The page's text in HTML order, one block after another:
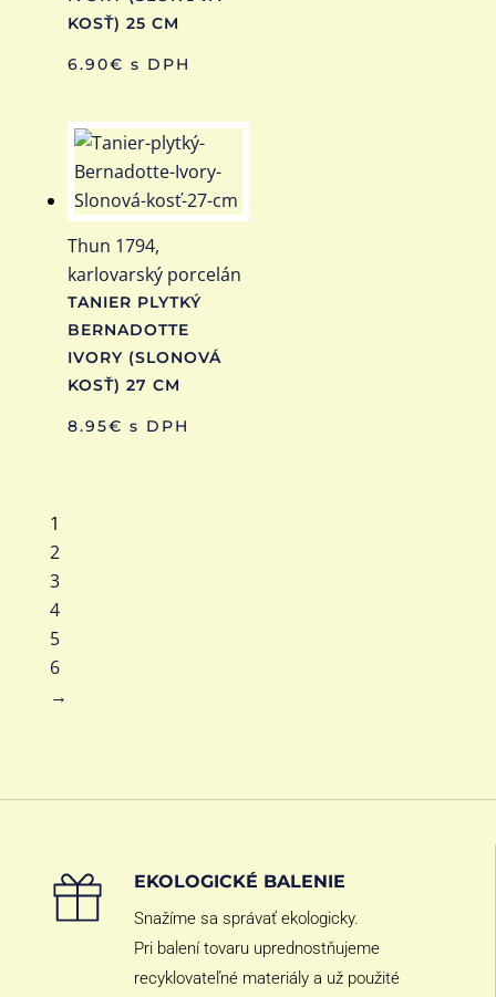
KOSŤ) 25 CM
6.90€ s DPH
Thun 1794,
karlovarský porcelán
TANIER PLYTKÝ
BERNADOTTE
IVORY (SLONOVÁ
KOSŤ) 27 CM
8.95€ s DPH
1
2
3
4
5
6
→
EKOLOGICKÉ BALENIE
Snažíme sa správať ekologicky.
Pri balení tovaru uprednostňujeme
recyklovateľné materiály a už použité